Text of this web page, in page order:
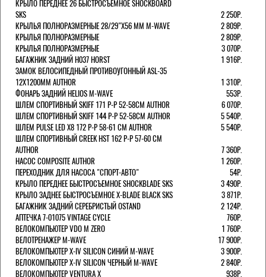
КРЫЛО ПЕРЕДНЕЕ 26 БЫСТРОСЪЕМНОЕ SHOCKBOARD
SKS
2 250Р.
КРЫЛЬЯ ПОЛНОРАЗМЕРНЫЕ 28/29"Х56 ММ M-WAVE
2 809Р.
КРЫЛЬЯ ПОЛНОРАЗМЕРНЫЕ
2 809Р.
КРЫЛЬЯ ПОЛНОРАЗМЕРНЫЕ
3 070Р.
БАГАЖНИК ЗАДНИЙ H037 HORST
1 916Р.
ЗАМОК ВЕЛОСИПЕДНЫЙ ПРОТИВОУГОННЫЙ ASL-35
12Х1200ММ AUTHOR
1 310Р.
ФОНАРЬ ЗАДНИЙ HELIOS M-WAVE
553Р.
ШЛЕМ СПОРТИВНЫЙ SKIFF 171 Р-Р 52-58СМ AUTHOR
6 070Р.
ШЛЕМ СПОРТИВНЫЙ SKIFF 144 Р-Р 52-58СМ AUTHOR
5 540Р.
ШЛЕМ PULSE LED X8 172 Р-Р 58-61 СМ AUTHOR
5 540Р.
ШЛЕМ СПОРТИВНЫЙ CREEK HST 162 Р-Р 57-60 СМ
AUTHOR
7 360Р.
НАСОС COMPOSITE AUTHOR
1 260Р.
ПЕРЕХОДНИК ДЛЯ НАСОСА "СПОРТ-АВТО"
54Р.
КРЫЛО ПЕРЕДНЕЕ БЫСТРОСЪЕМНОЕ SHOCKBLADE SKS
3 490Р.
КРЫЛО ЗАДНЕЕ БЫСТРОСЪЕМНОЕ X-BLADE BLACK SKS
3 871Р.
БАГАЖНИК ЗАДНИЙ СЕРЕБРИСТЫЙ OSTAND
2 124Р.
АПТЕЧКА 7-01075 VINTAGE CYCLE
760Р.
ВЕЛОКОМПЬЮТЕР VDO M ZERO
1 760Р.
ВЕЛОТРЕНАЖЕР M-WAVE
17 900Р.
ВЕЛОКОМПЬЮТЕР X-IV SILICON СИНИЙ M-WAVE
3 900Р.
ВЕЛОКОМПЬЮТЕР X-IV SILICON ЧЕРНЫЙ M-WAVE
2 840Р.
ВЕЛОКОМПЬЮТЕР VENTURA Х
938Р.